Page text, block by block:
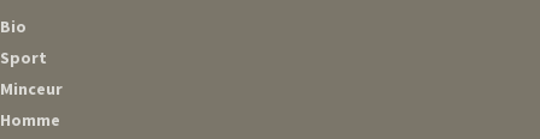
Bio
Sport
Minceur
Homme